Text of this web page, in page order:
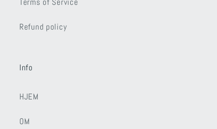
Terms of Service
Refund policy
Info
HJEM
OM